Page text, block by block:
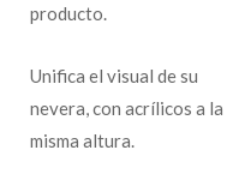
producto.
Unifica el visual de su
nevera, con acrílicos a la
misma altura.